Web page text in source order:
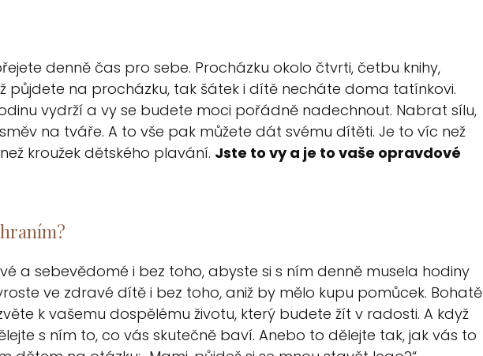
denně čas pro sebe. Procházku okolo čtvrti, četbu knihy,
půjdete na procházku, tak šátek i dítě necháte doma tatínkovi.
vydrží a vy se budete moci pořádně nadechnout. Nabrat sílu,
na tváře. A to vše pak můžete dát svému dítěti. Je to víc než
kroužek dětského plavání. Jste to vy a je to vaše opravdové
a sebevědomé i bez toho, abyste si s ním denně musela hodiny
ve zdravé dítě i bez toho, aniž by mělo kupu pomůcek. Bohatě
k vašemu dospělému životu, který budete žít v radosti. A když
s ním to, co vás skutečně baví. Anebo to dělejte tak, jak vás to